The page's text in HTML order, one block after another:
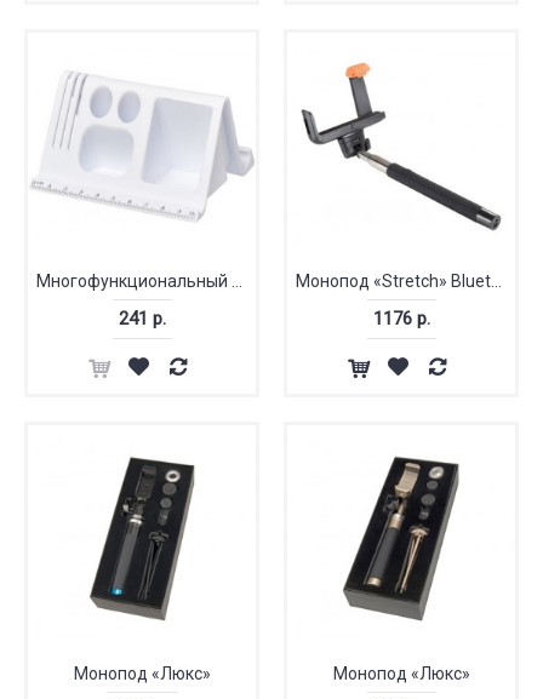
Многофункциональный настольный набор
241 р.
Монопод «Stretch» Bluetooth®
1176 р.
Монопод «Люкс» Монопод «Люкс»